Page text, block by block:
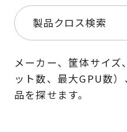
製品クロス検索
メーカー、筐体サイ
ット数、最大GPU数
品を探せます。